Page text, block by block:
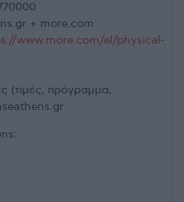
+ more.com
www.more.com/el/physical-
(τιμές, πρόγραμμα,